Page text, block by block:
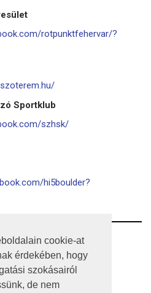
cookie-at
érdekében, hogy
szokásairól
de nem
rotpunktfehervar/?
Sportklub
szhsk/
hi5boulder?